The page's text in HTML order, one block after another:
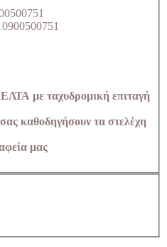
με ταχυδρομική επιταγή
καθοδηγήσουν τα στελέχη
μας